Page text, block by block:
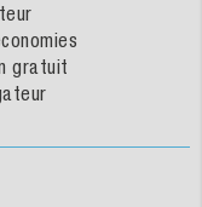
gratuit